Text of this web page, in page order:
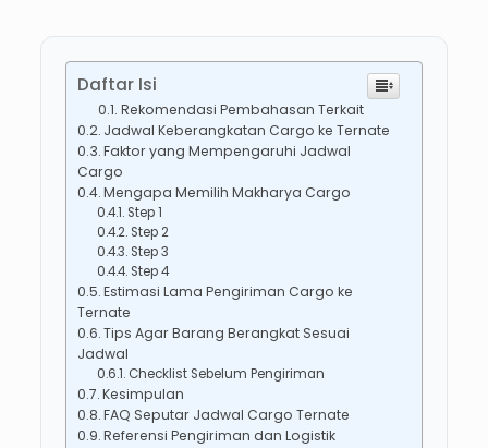
Daftar Isi
Rekomendasi Pembahasan Terkait
Jadwal Keberangkatan Cargo ke Ternate
Faktor yang Mempengaruhi Jadwal
Cargo
Mengapa Memilih Makharya Cargo
Step 1
Step 2
Step 3
Step 4
Estimasi Lama Pengiriman Cargo ke
Ternate
Tips Agar Barang Berangkat Sesuai
Jadwal
Checklist Sebelum Pengiriman
Kesimpulan
FAQ Seputar Jadwal Cargo Ternate
Referensi Pengiriman dan Logistik